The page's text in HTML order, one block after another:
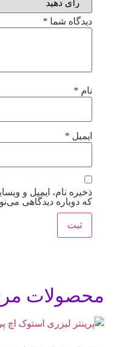
دیدگاه شما *
نام *
ایمیل *
ذخیره نام، ایمیل و
که دوباره دیدگاهی
محصولات